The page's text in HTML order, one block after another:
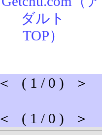
＜ ( 1 / 0 ) ＞
＜ ( 1 / 0 ) ＞